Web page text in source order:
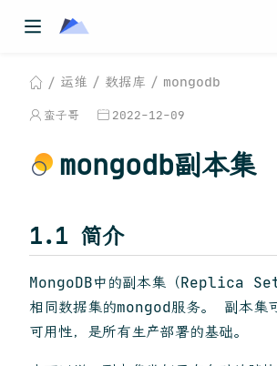
运维 数据库 mongodb
蛮子哥 2022-12-09
mongodb副本集
1.1 简介
MongoDB中的副本集（Replica
相同数据集的mongod服务。 副本集
可用性，是所有生产部署的基础。